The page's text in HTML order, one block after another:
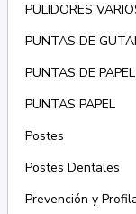
PULIDORES
PUNTAS DE
PUNTAS DE PAPEL
PUNTAS PAPEL
Postes
Postes Dentales
Prevención y